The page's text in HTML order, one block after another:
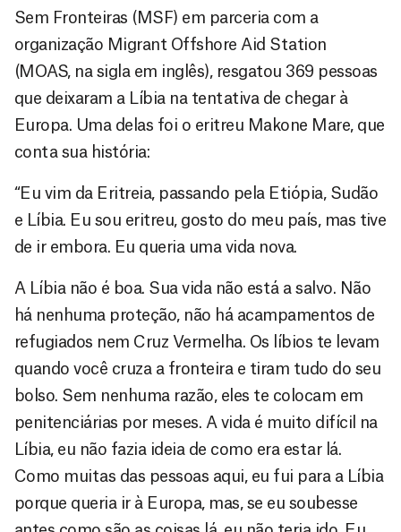
Sem Fronteiras (MSF) em parceria com a
organização Migrant Offshore Aid Station
(MOAS, na sigla em inglês), resgatou 369 pessoas
que deixaram a Líbia na tentativa de chegar à
Europa. Uma delas foi o eritreu Makone Mare, que
conta sua história:
“Eu vim da Eritreia, passando pela Etiópia, Sudão
e Líbia. Eu sou eritreu, gosto do meu país, mas tive
de ir embora. Eu queria uma vida nova.
A Líbia não é boa. Sua vida não está a salvo. Não
há nenhuma proteção, não há acampamentos de
refugiados nem Cruz Vermelha. Os líbios te levam
quando você cruza a fronteira e tiram tudo do seu
bolso. Sem nenhuma razão, eles te colocam em
penitenciárias por meses. A vida é muito difícil na
Líbia, eu não fazia ideia de como era estar lá.
Como muitas das pessoas aqui, eu fui para a Líbia
porque queria ir à Europa, mas, se eu soubesse